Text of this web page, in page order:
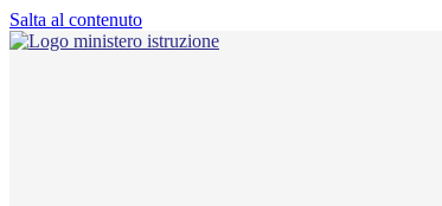
Salta al contenuto